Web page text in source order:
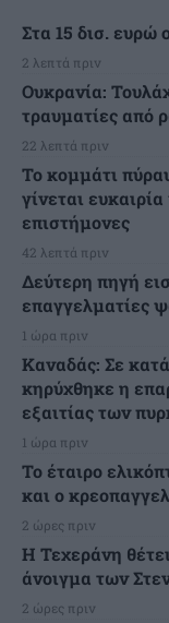
Στα 15 δισ. ευρώ
2 λεπτά πριν
Ουκρανία:
τραυματίες από
22 λεπτά πριν
Το κομμάτι
γίνεται
επιστήμονες
42 λεπτά πριν
Δεύτερη πηγή
επαγγελματίες
1 ώρα πριν
Καναδάς: Σε
κηρύχθηκε η
εξαιτίας των
1 ώρα πριν
Το έταιρο
και ο
2 ώρες πριν
Η Τεχεράνη
άνοιγμα των
2 ώρες πριν